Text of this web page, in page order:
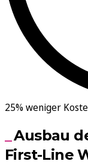
25% weniger
Ausbau
First-Line